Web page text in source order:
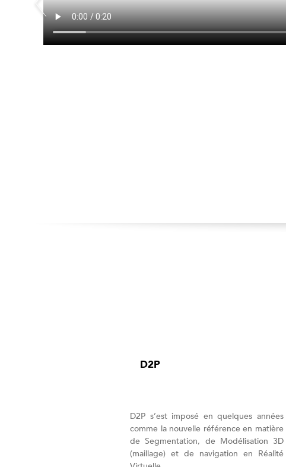
D2P
D2P s’est imposé en quelques années
comme la nouvelle référence en matière
de Segmentation, de Modélisation 3D
(maillage) et de navigation en Réalité